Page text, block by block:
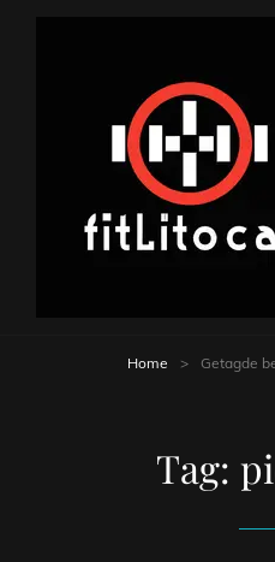
Home > Getagde
Tag: